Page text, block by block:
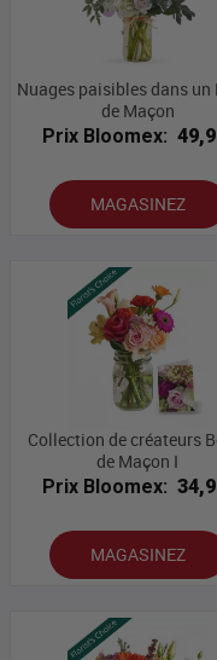
Nuages ​​paisibles dans un
de Maçon
Prix Bloomex:
MAGASINEZ
Collection de créateurs
de Maçon I
Prix Bloomex:
MAGASINEZ